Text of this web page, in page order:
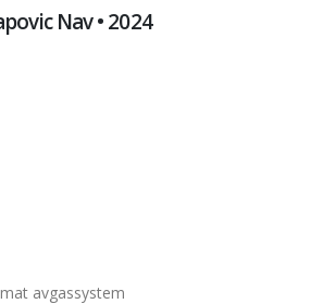
Nav • 2024
avgassystem